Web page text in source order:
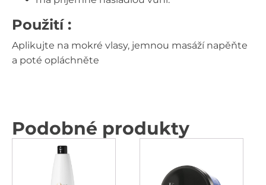
Použití :
Aplikujte na mokré vlasy, jemnou masáží napěňte
a poté opláchněte
Podobné produkty